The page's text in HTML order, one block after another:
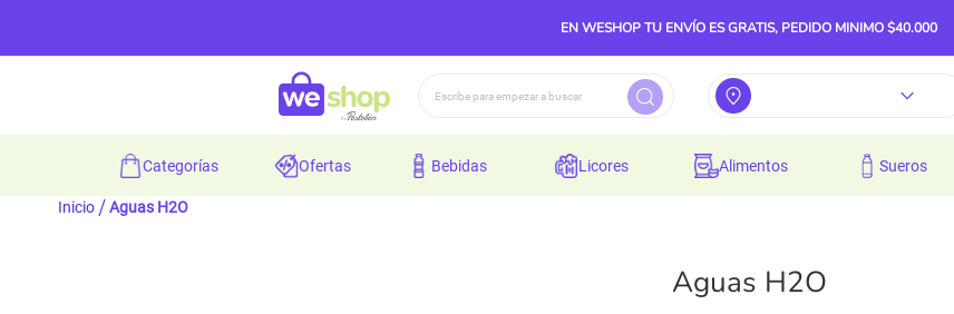
EN WESHOP TU ENVÍO ES GRATIS, PEDIDO MINIMO $40.000
categorías ofertas bebidas licores alimentos sueros
Inicio Aguas H2O
Aguas H2O